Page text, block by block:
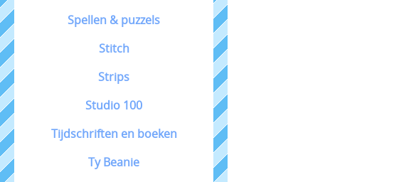
Spellen & puzzels
Stitch
Strips
Studio 100
Tijdschriften en boeken
Ty Beanie